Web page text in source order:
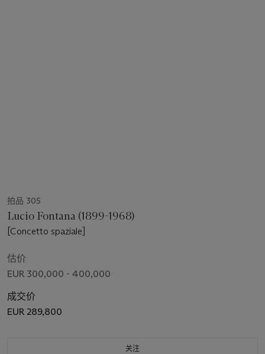
拍品 305
Lucio Fontana (1899-1968)
[Concetto spaziale]
估价
EUR 300,000 - 400,000
成交价
EUR 289,800
关注